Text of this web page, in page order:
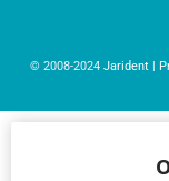
© 2008-2024 Jarident |